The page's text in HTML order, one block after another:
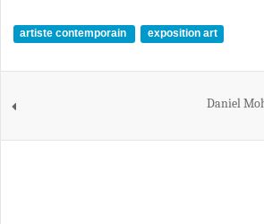
artiste contemporain exposition art
Daniel